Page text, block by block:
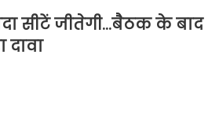
सीटें जीतेगी…बैठक के बाद